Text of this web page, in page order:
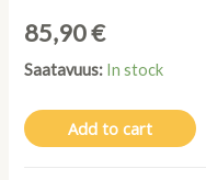
85,90€
Saatavuus: In stock
Add to cart